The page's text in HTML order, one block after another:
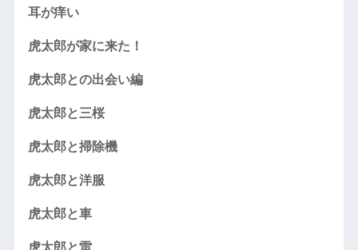
耳が痒い
虎太郎が家に来た！
虎太郎との出会い編
虎太郎と三桜
虎太郎と掃除機
虎太郎と洋服
虎太郎と車
虎太郎と雷